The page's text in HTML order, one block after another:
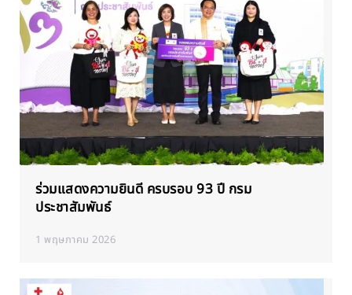
ร่วมแสดงความยินดี ครบรอบ 93 ปี กรม
ประชาสัมพันธ์
1 พฤษภาคม 2026